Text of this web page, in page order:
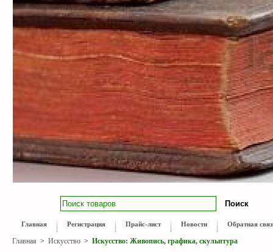
Главная Регистрация Прайс-лист Новости Обратная
Главная > Искусство > Искусствo: Живопись, графика, скульптура